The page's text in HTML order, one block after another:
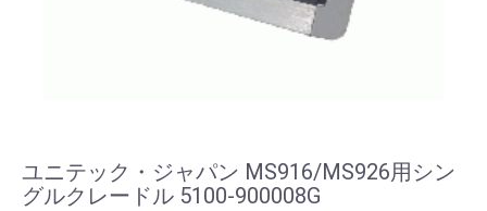
ユニテック・ジャパン MS916/MS926用シン
グルクレードル 5100-900008G